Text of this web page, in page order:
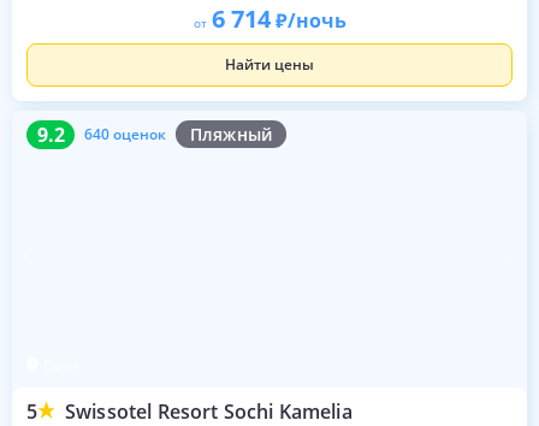
от 6 714 /ночь
Найти цены
9.2 640 оценок Пляжный
5 Swissotel Resort Sochi Kamelia
9.2 640 оценок